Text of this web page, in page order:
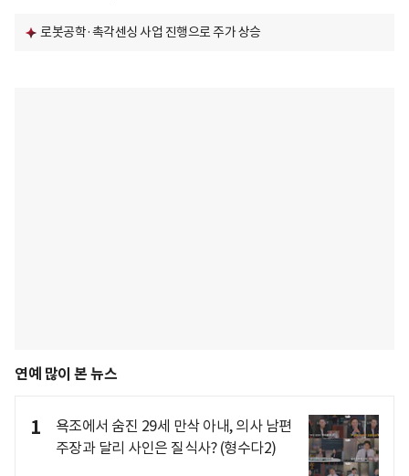
로봇공학·촉각센싱 사업 진행으로 주가 상승
연예 많이 본 뉴스
1
욕조에서 숨진 29세 만삭 아내, 의사 남편
주장과 달리 사인은 질식사? (형수다2)